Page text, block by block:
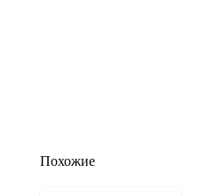
Похожие